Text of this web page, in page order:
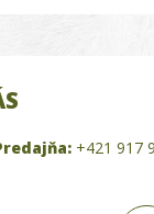
+421 917